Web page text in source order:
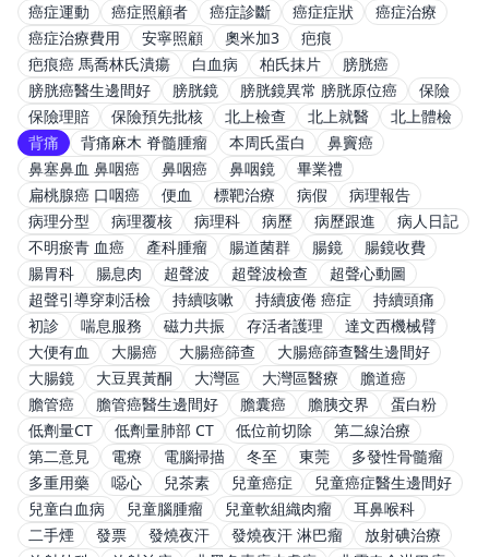
癌症運動
癌症照顧者 癌症診斷 癌症症狀
癌症治療
癌症治療費用
安寧照顧 奧米加3
疤痕
疤痕癌 馬喬林氏潰瘍
白血病 柏氏抹片
膀胱癌
膀胱癌醫生邊間好
膀胱鏡 膀胱鏡異常 膀胱原位癌
保險
保險理賠
保險預先批核 北上檢查 北上就醫
北上體檢
背痛
背痛麻木 脊髓腫瘤 本周氏蛋白
鼻竇癌
鼻塞鼻血 鼻咽癌
鼻咽癌 鼻咽鏡
畢業禮
扁桃腺癌 口咽癌
便血 標靶治療 病假
病理報告
病理分型
病理覆核 病理科 病歷 病歷跟進
病人日記
不明瘀青 血癌
產科腫瘤 腸道菌群 腸鏡
腸鏡收費
腸胃科
腸息肉 超聲波 超聲波檢查
超聲心動圖
超聲引導穿刺活檢
持續咳嗽 持續疲倦 癌症
持續頭痛
初診
喘息服務 磁力共振 存活者護理
達文西機械臂
大便有血
大腸癌 大腸癌篩查
大腸癌篩查醫生邊間好
大腸鏡
大豆異黃酮 大灣區 大灣區醫療
膽道癌
膽管癌
膽管癌醫生邊間好 膽囊癌 膽胰交界
蛋白粉
低劑量CT
低劑量肺部 CT 低位前切除
第二線治療
第二意見
電療 電腦掃描 冬至 東莞
多發性骨髓瘤
多重用藥
噁心 兒茶素 兒童癌症
兒童癌症醫生邊間好
兒童白血病
兒童腦腫瘤 兒童軟組織肉瘤
耳鼻喉科
二手煙
發票 發燒夜汗 發燒夜汗 淋巴瘤
放射碘治療